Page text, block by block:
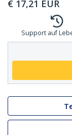
€ 17,21 EUR
Support auf